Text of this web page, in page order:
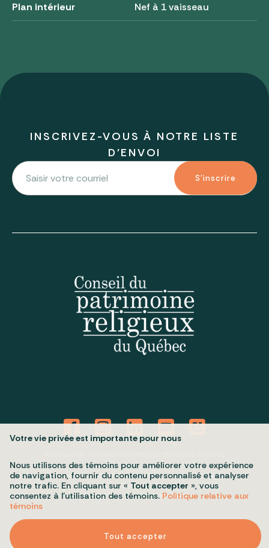
Plan intérieur Nef à 1 vaisseau
INSCRIVEZ-VOUS À NOTRE LISTE
D'ENVOI
S'inscrire
Tous droits réservés 2026 © Conseil du patrimoine religieux du
Québec
Conception et réalisation :Nubee
Votre vie privée est importante pour nous
Nous utilisons des témoins pour améliorer votre expérience
de navigation, fournir du contenu personnalisé et analyser
notre trafic. En cliquant sur « Tout accepter », vous
consentez à l’utilisation des témoins. Politique relative aux
témoins
Tout accepter